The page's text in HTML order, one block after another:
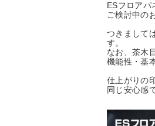
ESフロアパ
ご検討中の
つきまして
す。
なお、茶木
機能性・基
仕上がりの
同じ安心感